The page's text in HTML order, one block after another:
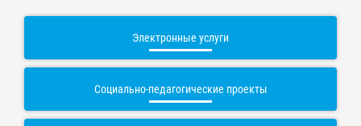
Электронные услуги
Социально-педагогические проекты